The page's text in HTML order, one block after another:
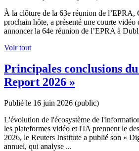
À la clôture de la 63e réunion de l’EPRA,
prochain hôte, a présenté une courte
annoncer la 64e réunion de l’EPRA à
Voir tout
Principales conclusions
Report 2026 »
Publié le 16 juin 2026 (public)
L'évolution de l'écosystème de
les plateformes vidéo et l'IA prennent le
2026, le Reuters Institute a publié son «
annuel, qui analyse ...